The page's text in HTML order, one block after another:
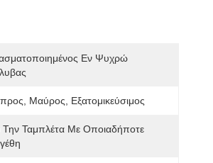
Εν Ψυχρώ
Μαύρος, Εξατομικεύσιμος
Την Ταμπλέτα Με Οποιαδήποτε